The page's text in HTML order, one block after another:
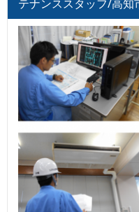
テナンススタッフ/高知